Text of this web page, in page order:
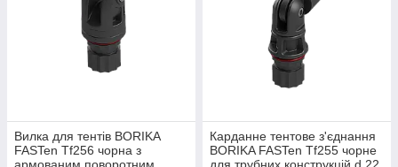
Вилка для тентів BORIKA
FASTen Tf256 чорна з
Карданне тентове з'єднання
BORIKA FASTen Tf255 чорне